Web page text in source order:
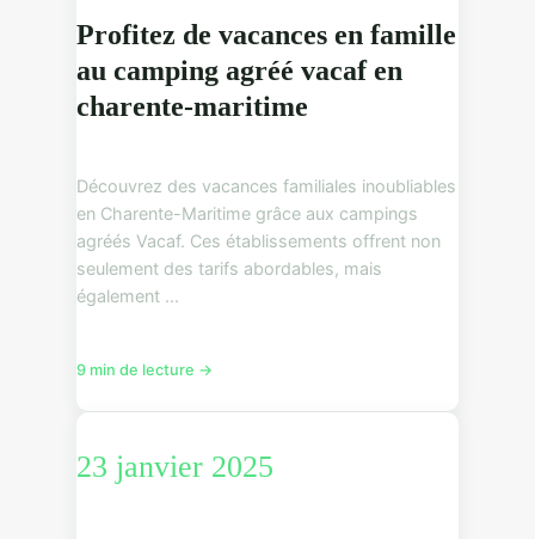
Profitez de vacances en famille
au camping agréé vacaf en
charente-maritime
Découvrez des vacances familiales inoubliables
en Charente-Maritime grâce aux campings
agréés Vacaf. Ces établissements offrent non
seulement des tarifs abordables, mais
également ...
9 min de lecture →
23 janvier 2025